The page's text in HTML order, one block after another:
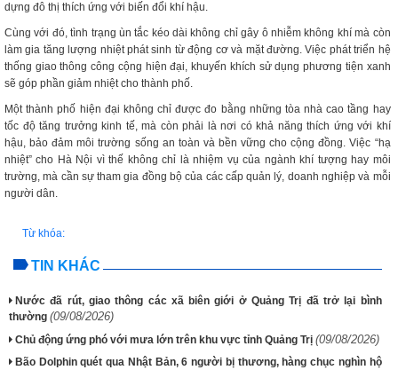
dựng đô thị thích ứng với biến đổi khí hậu.
Cùng với đó, tình trạng ùn tắc kéo dài không chỉ gây ô nhiễm không khí mà còn
làm gia tăng lượng nhiệt phát sinh từ động cơ và mặt đường. Việc phát triển hệ
thống giao thông công cộng hiện đại, khuyến khích sử dụng phương tiện xanh
sẽ góp phần giảm nhiệt cho thành phố.
Một thành phố hiện đại không chỉ được đo bằng những tòa nhà cao tầng hay
tốc độ tăng trưởng kinh tế, mà còn phải là nơi có khả năng thích ứng với khí
hậu, bảo đảm môi trường sống an toàn và bền vững cho cộng đồng. Việc “hạ
nhiệt” cho Hà Nội vì thế không chỉ là nhiệm vụ của ngành khí tượng hay môi
trường, mà cần sự tham gia đồng bộ của các cấp quản lý, doanh nghiệp và mỗi
người dân.
Từ khóa:
TIN KHÁC
Nước đã rút, giao thông các xã biên giới ở Quảng Trị đã trở lại bình
thường (09/08/2026)
Chủ động ứng phó với mưa lớn trên khu vực tỉnh Quảng Trị (09/08/2026)
Bão Dolphin quét qua Nhật Bản, 6 người bị thương, hàng chục nghìn hộ